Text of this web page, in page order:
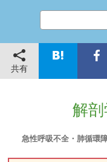
共有
解
急性呼吸不全・肺循環